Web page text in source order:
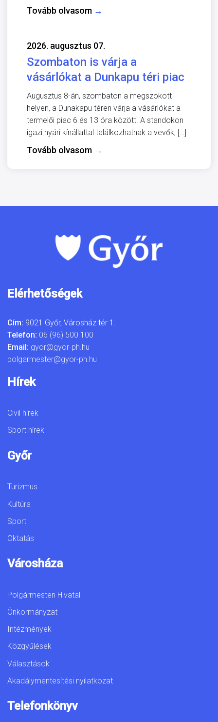
Tovább olvasom →
2026. augusztus 07.
Szombaton is várja a
vásárlókat a Dunkapu téri piac
Augusztus 8-án, szombaton a megszokott
helyen, a Dunakapu téren várja a vásárlókat a
termelői piac 6 és 13 óra között. A standokon
igazi nyári kínállattal találkozhatnak a vevők, […]
Tovább olvasom →
Elérhetőségek
Cím: 9021 Győr, Városház tér 1.
Telefon: 06 (96) 500 100
Email: gyor@gyor-ph.hu
polgarmester@gyor-ph.hu
Hírek
Civil hírek
Sport hírek
Győr
Turizmus
Kultúra
Sport
Oktatás
Városháza
Polgármesteri Hivatal
Önkormányzat
Intézmények
Közgyűlések
Választások
Akadálymentesítési nyilatkozat
Telefonkönyv